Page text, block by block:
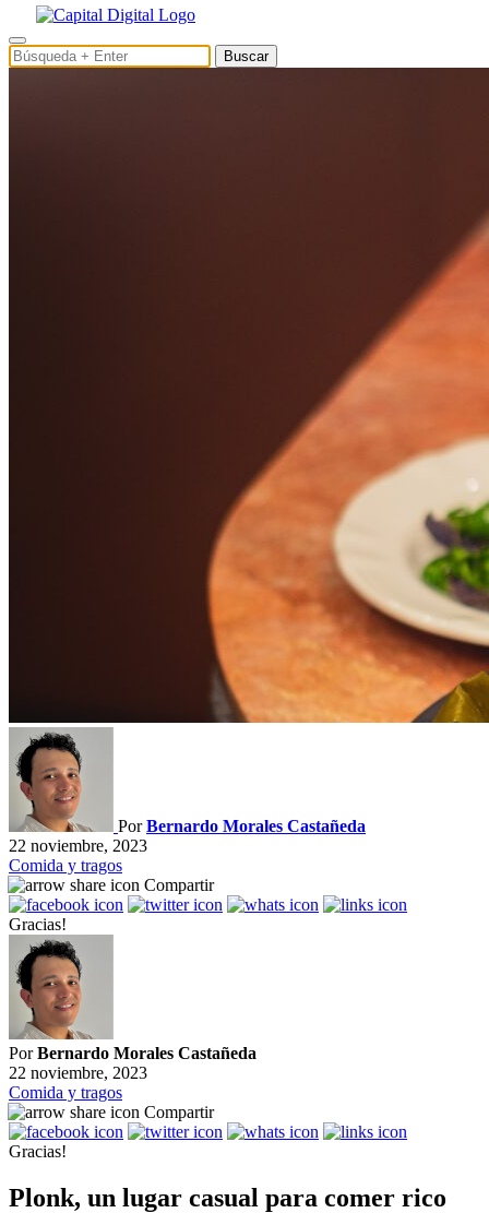
Buscar
PorBernardo Morales Castañeda
22 noviembre, 2023
Comida y tragos
Compartir
Gracias!
PorBernardo Morales Castañeda
22 noviembre, 2023
Comida y tragos
Compartir
Gracias!
Plonk, un lugar casual para comer rico